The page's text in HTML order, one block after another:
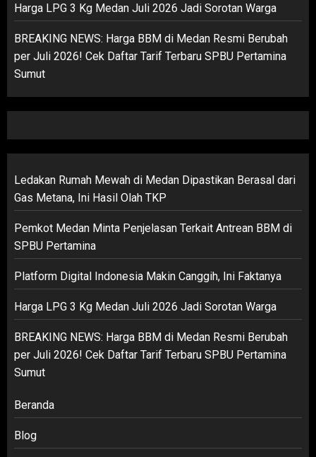
Harga LPG 3 Kg Medan Juli 2026 Jadi Sorotan Warga
BREAKING NEWS: Harga BBM di Medan Resmi Berubah
per Juli 2026! Cek Daftar Tarif Terbaru SPBU Pertamina
Sumut
Ledakan Rumah Mewah di Medan Dipastikan Berasal dari
Gas Metana, Ini Hasil Olah TKP
Pemkot Medan Minta Penjelasan Terkait Antrean BBM di
SPBU Pertamina
Platform Digital Indonesia Makin Canggih, Ini Faktanya
Harga LPG 3 Kg Medan Juli 2026 Jadi Sorotan Warga
BREAKING NEWS: Harga BBM di Medan Resmi Berubah
per Juli 2026! Cek Daftar Tarif Terbaru SPBU Pertamina
Sumut
Beranda
Blog